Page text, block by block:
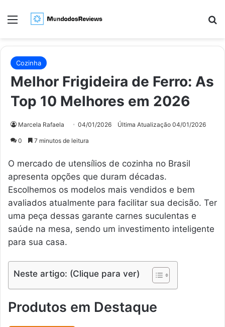
Menu
Cozinha
Melhor Frigideira de Ferro: As
Top 10 Melhores em 2026
Marcela Rafaela 04/01/2026 Última Atualização 04/01/2026
0 7 minutos de leitura
O mercado de utensílios de cozinha no Brasil
apresenta opções que duram décadas.
Escolhemos os modelos mais vendidos e bem
avaliados atualmente para facilitar sua decisão. Ter
uma peça dessas garante carnes suculentas e
saúde na mesa, sendo um investimento inteligente
para sua casa.
Neste artigo: (Clique para ver)
Produtos em Destaque